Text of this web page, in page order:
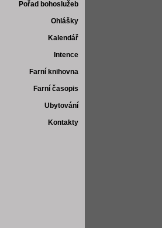
Pořad bohoslužeb
Ohlášky
Kalendář
Intence
Farní knihovna
Farní časopis
Ubytování
Kontakty